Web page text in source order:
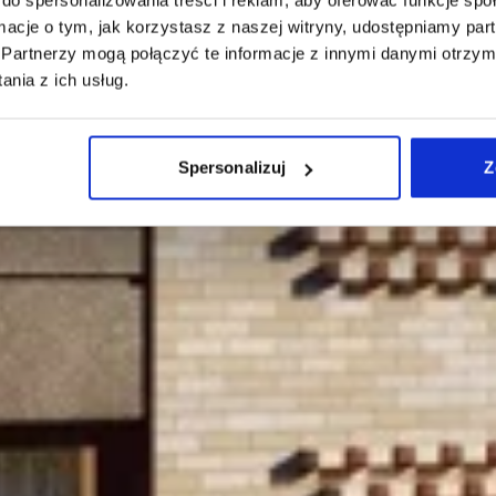
o tym, jak korzystasz z naszej witryny, udostępniamy
mogą połączyć te informacje z innymi danymi
z ich usług.
Spersonalizuj